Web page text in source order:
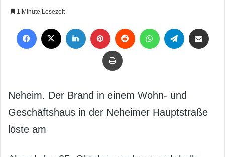
1 Minute Lesezeit
Drucken
Neheim. Der Brand in einem Wohn- und
Geschäftshaus in der Neheimer Hauptstraße
löste am